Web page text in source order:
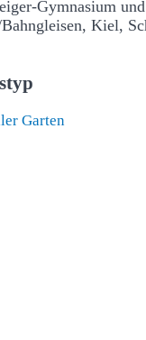
Gymnasium und
Kiel,
Garten